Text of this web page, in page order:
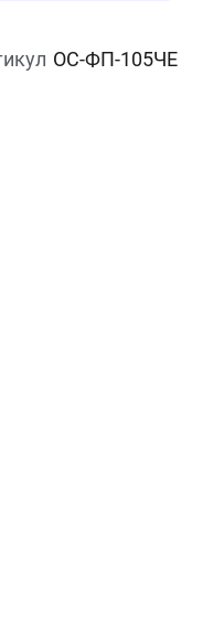
ОС-ФП-105ЧЕ